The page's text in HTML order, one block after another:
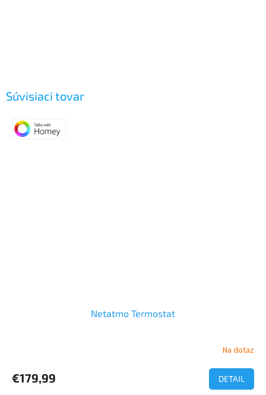
Súvisiaci tovar
Netatmo Termostat
Na dotaz
€179,99 DETAIL